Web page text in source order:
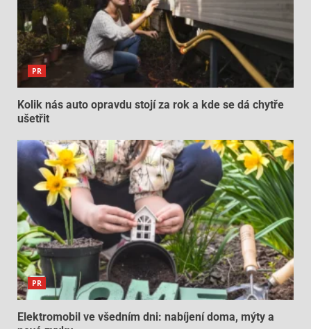
PR
Kolik nás auto opravdu stojí za rok a kde se dá chytře
ušetřit
PR
Elektromobil ve všedním dni: nabíjení doma, mýty a